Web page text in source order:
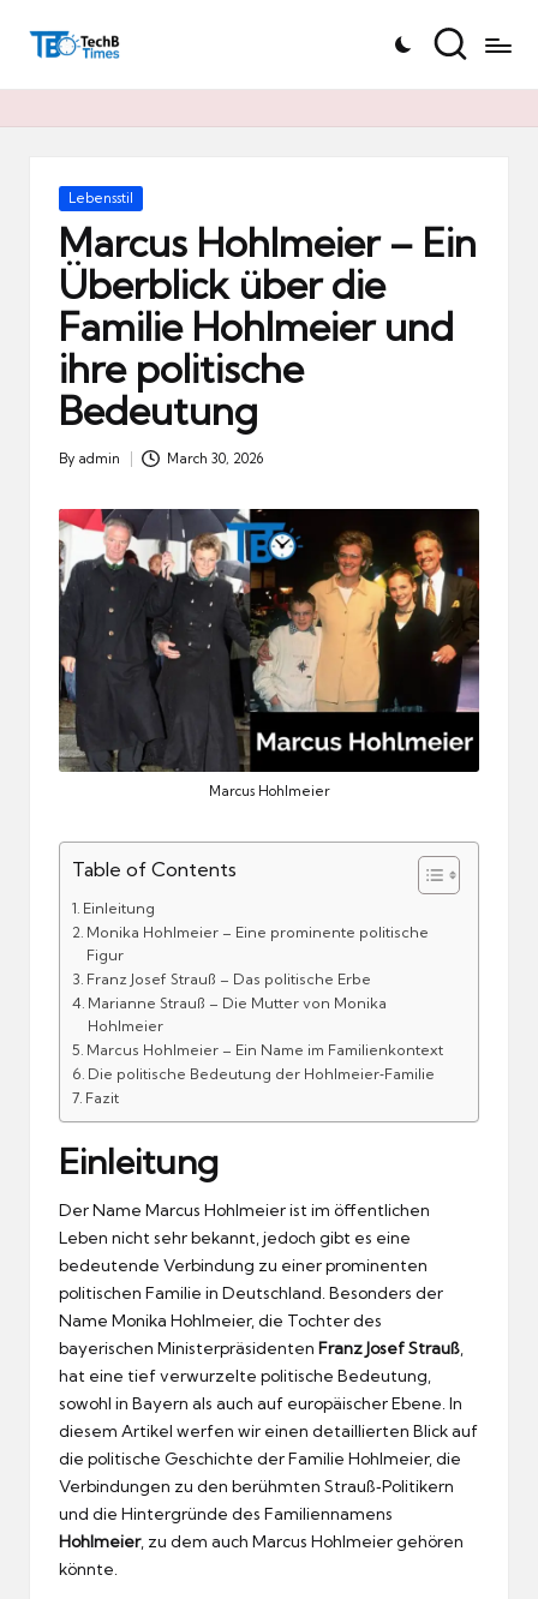
T
h
Posted
Lebensstil
Marcus Hohlmeier – Ein
Überblick über die
Familie Hohlmeier und
ihre politische
Bedeutung
Posted
By admin March 30, 2026
Marcus Hohlmeier
Table of Contents
Einleitung
Monika Hohlmeier – Eine prominente politische
Figur
Franz Josef Strauß – Das politische Erbe
Marianne Strauß – Die Mutter von Monika
Hohlmeier
Marcus Hohlmeier – Ein Name im Familienkontext
Die politische Bedeutung der Hohlmeier‑Familie
Fazit
Einleitung
Der Name Marcus Hohlmeier ist im öffentlichen
Leben nicht sehr bekannt, jedoch gibt es eine
bedeutende Verbindung zu einer prominenten
politischen Familie in Deutschland. Besonders der
Name Monika Hohlmeier, die Tochter des
bayerischen Ministerpräsidenten Franz Josef Strauß
hat eine tief verwurzelte politische Bedeutung,
sowohl in Bayern als auch auf europäischer Ebene. In
diesem Artikel werfen wir einen detaillierten Blick auf
die politische Geschichte der Familie Hohlmeier, die
Verbindungen zu den berühmten Strauß‑Politikern
und die Hintergründe des Familiennamens
Hohlmeier, zu dem auch Marcus Hohlmeier gehören
könnte.